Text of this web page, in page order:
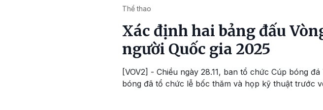
Thể thao
Xác định hai bảng đấu
người Quốc gia 2025
[VOV2] - Chiều ngày 28.11, ban tổ chức Cúp bóng
bóng đã tổ chức lễ bốc thăm và họp kỹ thuật trước